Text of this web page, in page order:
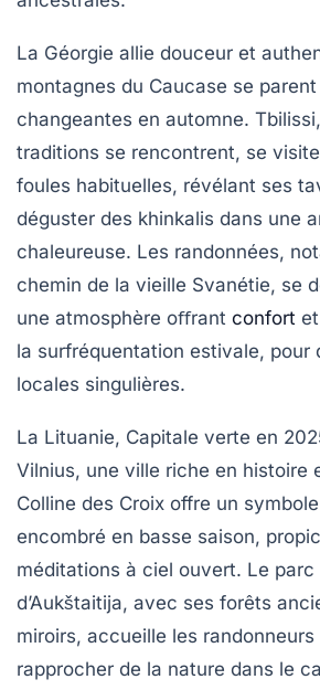
La Géorgie allie douceur et
montagnes du Caucase se
changeantes en automne.
traditions se rencontrent, se
foules habituelles, révélant ses
déguster des khinkalis dans une
chaleureuse. Les randonnées,
chemin de la vieille Svanétie, se
une atmosphère oﬀrant confort
la surfréquentation estivale, pour
locales singulières.
La Lituanie, Capitale verte en
Vilnius, une ville riche en histoire
Colline des Croix offre un
encombré en basse saison,
méditations à ciel ouvert. Le parc
d’Aukštaitija, avec ses forêts
miroirs, accueille les
rapprocher de la nature dans le